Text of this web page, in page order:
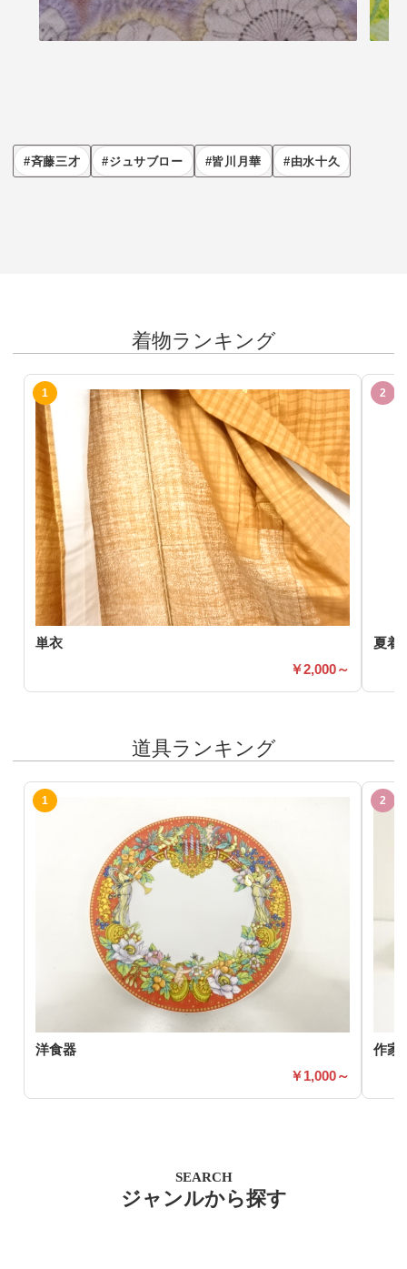
斉藤三才 ジュサブロー 皆川月華 由水十久
着物ランキング
単衣
2,000～
夏着
道具ランキング
洋食器
1,000～
作家
SEARCH
ジャンルから探す